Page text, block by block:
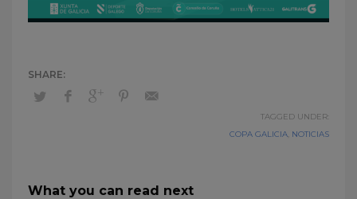
TAGGED UNDER:
COPA GALICIA NOTICIAS
What you can read next